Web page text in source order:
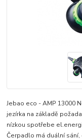
Jebao eco - AMP 13000
jezírka na základě
nízkou spotřebe
Čerpadlo má duální